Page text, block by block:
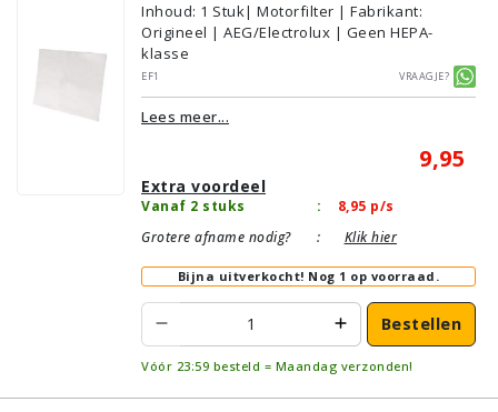
Inhoud: 1 Stuk| Motorfilter | Fabrikant:
Origineel | AEG/Electrolux | Geen HEPA-
klasse
EF1
Vraagje?
Lees meer...
9,95
Extra voordeel
Vanaf 2 stuks : 8,95 p/s
Grotere afname nodig?
: Klik hier
Bijna uitverkocht! Nog 1 op voorraad.
Bestellen
Vóór 23:59 besteld = Maandag verzonden!